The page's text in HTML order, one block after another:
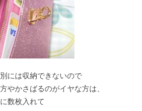
には収納できないので
やかさばるのがイヤな方は、
数枚入れて